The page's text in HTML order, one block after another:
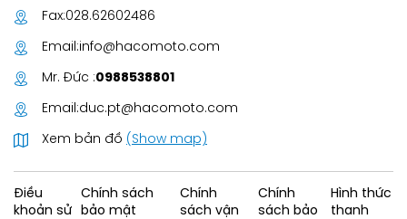
Fax:028.62602486
Email:info@hacomoto.com
Mr. Đức :0988538801
Email:duc.pt@hacomoto.com
Xem bản đồ (Show map)
Điều
khoản sử
Chính sách
bảo mật
Chính
sách vận
Chính
sách bảo
Hình thức
thanh